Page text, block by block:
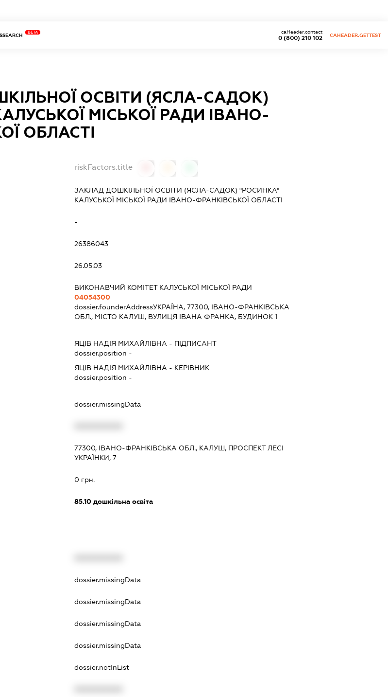
BETA
0 (800) 210 102
caHeader.contact
CAHEADER.GETTEST
ОСВІТИ (ЯСЛА-САДОК)
МІСЬКОЇ РАДИ ІВАНО-
ОБЛАСТІ
riskFactors.title
ЗАКЛАД ДОШКІЛЬНОЇ ОСВІТИ (ЯСЛА-САДОК) "РОСИНКА"
КАЛУСЬКОЇ МІСЬКОЇ РАДИ ІВАНО-ФРАНКІВСЬКОЇ ОБЛАСТІ
-
26386043
26.05.03
ВИКОНАВЧИЙ КОМІТЕТ КАЛУСЬКОЇ МІСЬКОЇ РАДИ
04054300
dossier.founderAddressУКРАЇНА, 77300, ІВАНО-ФРАНКІВСЬКА
ОБЛ., МІСТО КАЛУШ, ВУЛИЦЯ ІВАНА ФРАНКА, БУДИНОК 1
ЯЦІВ НАДІЯ МИХАЙЛІВНА - ПІДПИСАНТ
dossier.position -
ЯЦІВ НАДІЯ МИХАЙЛІВНА - КЕРІВНИК
dossier.position -
dossier.missingData
77300, ІВАНО-ФРАНКІВСЬКА ОБЛ., КАЛУШ, ПРОСПЕКТ ЛЕСІ
УКРАЇНКИ, 7
0 грн.
85.10 дошкільна освіта
dossier.missingData
dossier.missingData
dossier.missingData
dossier.missingData
dossier.notInList